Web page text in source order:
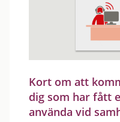
Kort om att
dig som har fått
använda vid